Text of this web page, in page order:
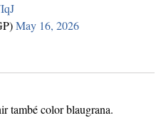
May 16, 2026
també color blaugrana.